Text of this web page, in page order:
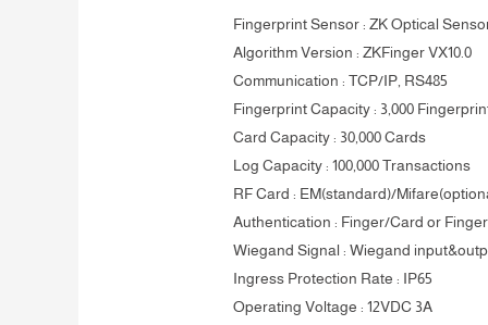
Fingerprint Sensor : ZK Optical
Algorithm Version : ZKFinger VX10.0
Communication : TCP/IP, RS485
Fingerprint Capacity : 3,000
Card Capacity : 30,000 Cards
Log Capacity : 100,000 Transactions
RF Card : EM(standard)/
Authentication : Finger/Card or
Wiegand Signal : Wiegand
Ingress Protection Rate : IP65
Operating Voltage : 12VDC 3A